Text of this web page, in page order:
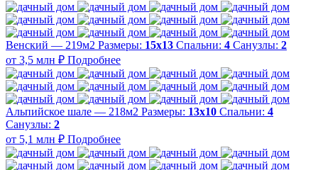
Венский — 219м2 Размеры: 15х13 Спальни: 4 Санузлы: 2
от 3,5 млн ₽ Подробнее
Альпийское шале — 218м2 Размеры: 13х10 Спальни: 4
Санузлы: 2
от 5,1 млн ₽ Подробнее